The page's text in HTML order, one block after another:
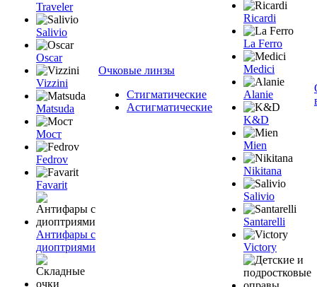
Traveler
Salivio
Oscar
Vizzini
Matsuda
Мост
Fedrov
Favarit
Антифары с
диоптриями
Очковые линзы
Стигматические
Астигматические
Ricardi
La Ferro
Medici
Alanie
K&D
Mien
Nikitana
Salivio
Santarelli
Victory